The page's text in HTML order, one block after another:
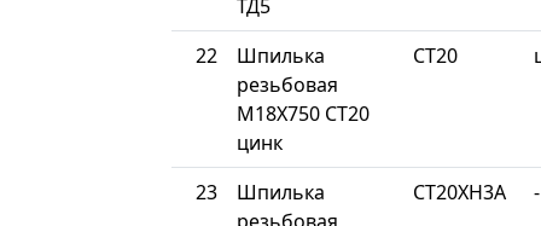
ТД5
22
Шпилька
резьбовая
М18Х750 СТ20
цинк
СТ20
23
Шпилька
СТ20ХН3А -